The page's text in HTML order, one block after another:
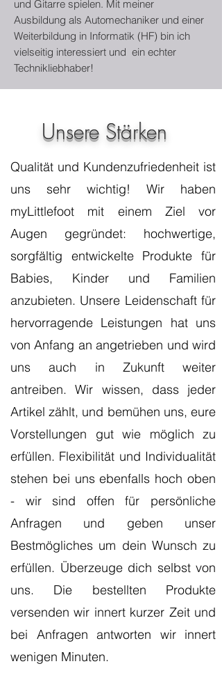
und Gitarre spielen. Mit meiner
Ausbildung als Automechaniker und einer
Weiterbildung in Informatik (HF) bin ich
vielseitig interessiert und ein echter
Technikliebhaber!
Unsere Stärken
Qualität und Kundenzufriedenheit ist
uns sehr wichtig! Wir haben
myLittlefoot mit einem Ziel vor
Augen gegründet: hochwertige,
sorgfältig entwickelte Produkte für
Babies, Kinder und Familien
anzubieten. Unsere Leidenschaft für
hervorragende Leistungen hat uns
von Anfang an angetrieben und wird
uns auch in Zukunft weiter
antreiben. Wir wissen, dass jeder
Artikel zählt, und bemühen uns, eure
Vorstellungen gut wie möglich zu
erfüllen. Flexibilität und Individualität
stehen bei uns ebenfalls hoch oben
- wir sind offen für persönliche
Anfragen und geben unser
Bestmögliches um dein Wunsch zu
erfüllen. Überzeuge dich selbst von
uns. Die bestellten Produkte
versenden wir innert kurzer Zeit und
bei Anfragen antworten wir innert
wenigen Minuten.